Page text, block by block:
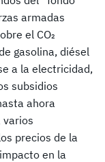
armadas
el CO₂
gasolina, diésel
a la electricidad,
subsidios
ahora
varios
precios de la
en la